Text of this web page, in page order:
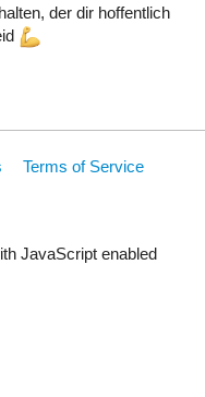
der dir hoffentlich
Terms of Service
JavaScript enabled